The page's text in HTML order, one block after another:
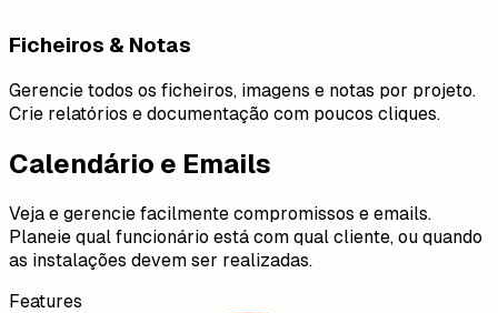
Ficheiros & Notas
Gerencie todos os ficheiros, imagens e notas por projeto.
Crie relatórios e documentação com poucos cliques.
Calendário e Emails
Veja e gerencie facilmente compromissos e emails.
Planeie qual funcionário está com qual cliente, ou quando
as instalações devem ser realizadas.
Features